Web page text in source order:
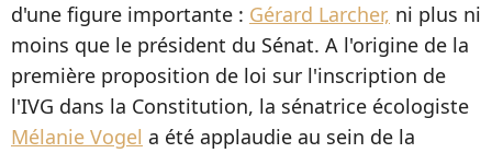
d'une figure importante : Gérard Larcher, ni plus ni
moins que le président du Sénat. A l'origine de la
première proposition de loi sur l'inscription de
l'IVG dans la Constitution, la sénatrice écologiste
Mélanie Vogel a été applaudie au sein de la